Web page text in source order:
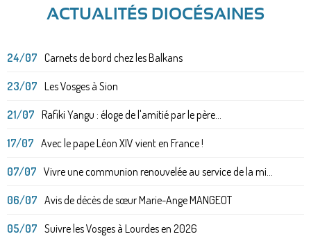
ACTUALITÉS DIOCÉSAINES
24/07 Carnets de bord chez les Balkans
23/07 Les Vosges à Sion
21/07 Rafiki Yangu : éloge de l'amitié par le père...
17/07 Avec le pape Léon XIV vient en France !
07/07 Vivre une communion renouvelée au service de la mi...
06/07 Avis de décès de sœur Marie-Ange MANGEOT
05/07 Suivre les Vosges à Lourdes en 2026